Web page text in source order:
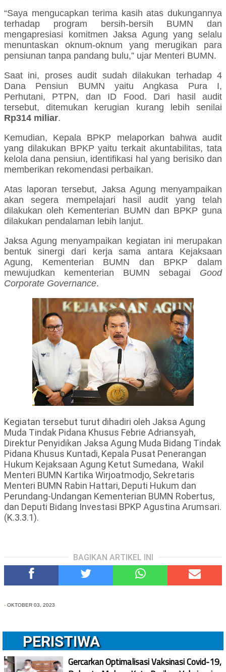
“Saya mengucapkan terima kasih atas dukungannya
terhadap program bersih-bersih BUMN dan
mengapresiasi komitmen Jaksa Agung yang selalu
menuntaskan oknum-oknum yang merugikan para
pensiunan tanpa pandang bulu,” ujar Menteri BUMN.
Saat ini, proses audit sudah dilakukan terhadap 4
Dana Pensiun BUMN yaitu Angkasa Pura I,
Perhutani, PTPN, dan ID Food. Dari hasil audit
tersebut, ditemukan kerugian kurang lebih senilai
Rp314 miliar.
Kemudian, Kepala BPKP melaporkan bahwa audit
yang dilakukan BPKP yaitu terkait akuntabilitas, tata
kelola dana pensiun, identifikasi hal yang berisiko dan
memberikan rekomendasi perbaikan.
Atas laporan tersebut, Jaksa Agung menyampaikan
akan segera mempelajari hasil audit yang telah
dilakukan oleh Kementerian BUMN dan BPKP guna
dilakukan pendalaman lebih lanjut.
Jaksa Agung menyampaikan kegiatan ini merupakan
bentuk sinergi dari kerja sama antara Kejaksaan
Agung, Kementerian BUMN dan BPKP dalam
mewujudkan kementerian BUMN sebagai Good
Corporate Governance.
Kegiatan tersebut turut dihadiri oleh Jaksa Agung
Muda Tindak Pidana Khusus Febrie Adriansyah,
Direktur Penyidikan Jaksa Agung Muda Bidang Tindak
Pidana Khusus Kuntadi, Kepala Pusat Penerangan
Hukum Kejaksaan Agung Ketut Sumedana, Wakil
Menteri BUMN Kartika Wirjoatmodjo, Sekretaris
Menteri BUMN Rabin Hattari, Deputi Hukum dan
Perundang-Undangan Kementerian BUMN Robertus,
dan Deputi Bidang Investasi BPKP Agustina Arumsari.
(K.3.3.1).
BAGIKAN ARTIKEL INI
- OKTOBER 03, 2023
PERISTIWA
Gercarkan Optimalisasi Vaksinasi Covid-19,